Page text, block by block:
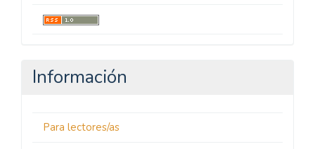
Información
Para lectores/as